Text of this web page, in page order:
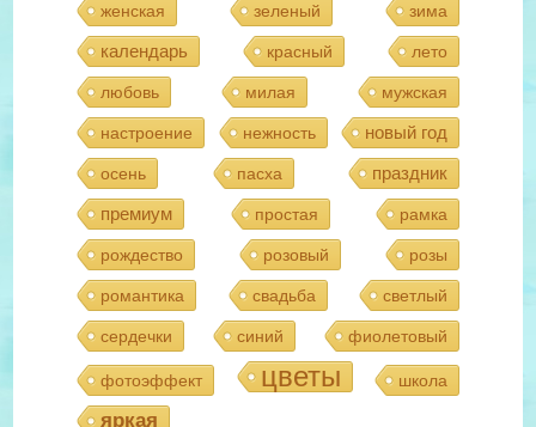
женская зеленый зима
календарь красный лето
любовь милая мужская
настроение нежность новый год
осень пасха
праздник
премиум
простая рамка
рождество розовый розы
романтика свадьба светлый
сердечки синий фиолетовый
фотоэффект цветы школа
яркая